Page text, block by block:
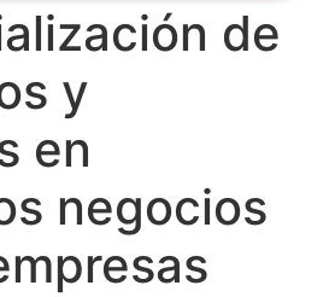
de
y
en
negocios